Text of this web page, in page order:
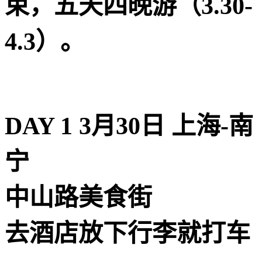
束，五天四晚游（3.30-
4.3）。
DAY 1 3月30日 上海-南
宁
️中山路美食街
去酒店放下行李就打车